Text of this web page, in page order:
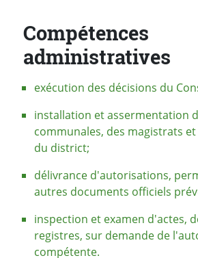
Compétences
administratives
exécution des décisions du
installation et assermentation
communales, des magistrats
du district;
délivrance d'autorisations,
autres documents officiels
inspection et examen d'actes,
registres, sur demande de
compétente.